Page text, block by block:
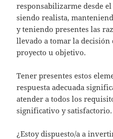
responsabilizarme desde
siendo realista,
y teniendo presentes las
llevado a tomar la decisión
proyecto u objetivo.
Tener presentes estos
respuesta adecuada
atender a todos los
significativo y satisfactorio.
¿Estoy dispuesto/a a